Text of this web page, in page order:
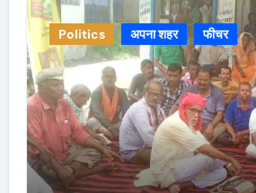
Politics अपना शहर फीचर